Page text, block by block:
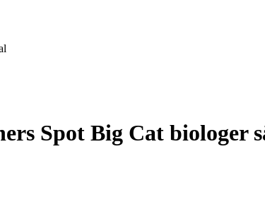
Spot Big Cat biologer